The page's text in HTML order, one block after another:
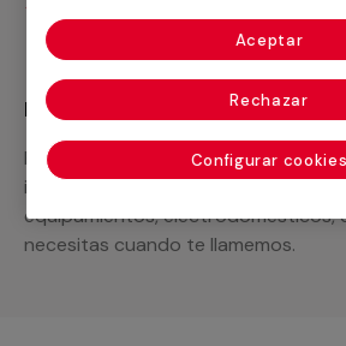
Recuerda que en MULTIMAP
Podemos ofrecer cualquier servicio a
incluyendo todo lo que necesites:
equipamientos, electrodomésticos,
necesitas cuando te llamemos.
Configurar cookies
Rechazar
Aceptar